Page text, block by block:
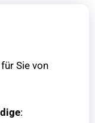
für Sie von
: